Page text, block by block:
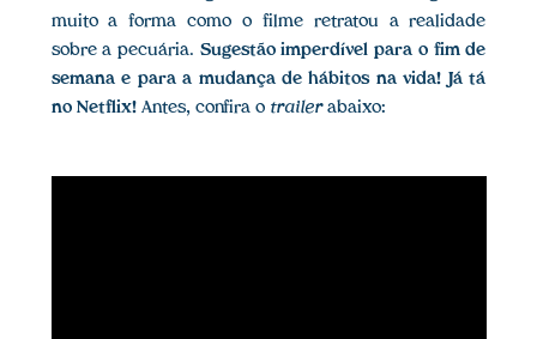
muito a forma como o filme retratou a realidade
sobre a pecuária. Sugestão imperdível para o fim de
semana e para a mudança de hábitos na vida! Já tá
no Netflix!Antes, confira o trailerabaixo: